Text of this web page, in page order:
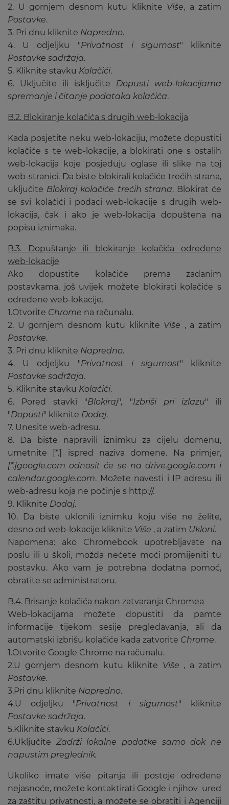
2. U gornjem desnom kutu kliknite Više, a zatim
Postavke.
3. Pri dnu kliknite Napredno.
4. U odjeljku "Privatnost i sigurnost" kliknite
Postavke sadržaja.
5. Kliknite stavku Kolačići.
6. Uključite ili isključite Dopusti web-lokacijama
spremanje i čitanje podataka kolačića.
B.2. Blokiranje kolačića s drugih web-lokacija
Kada posjetite neku web-lokaciju, možete dopustiti
kolačiće s te web-lokacije, a blokirati one s ostalih
web-lokacija koje posjeduju oglase ili slike na toj
web-stranici. Da biste blokirali kolačiće trećih strana,
uključite Blokiraj kolačiće trećih strana. Blokirat će
se svi kolačići i podaci web-lokacije s drugih web-
lokacija, čak i ako je web-lokacija dopuštena na
popisu iznimaka.
B.3. Dopuštanje ili blokiranje kolačića određene
web-lokacije
Ako dopustite kolačiće prema zadanim
postavkama, još uvijek možete blokirati kolačiće s
određene web-lokacije.
1.Otvorite Chrome na računalu.
2. U gornjem desnom kutu kliknite Više , a zatim
Postavke.
3. Pri dnu kliknite Napredno.
4. U odjeljku "Privatnost i sigurnost" kliknite
Postavke sadržaja.
5. Kliknite stavku Kolačići.
6. Pored stavki "Blokiraj", "Izbriši pri izlazu" ili
"Dopusti" kliknite Dodaj.
7. Unesite web-adresu.
8. Da biste napravili iznimku za cijelu domenu,
umetnite [*.] ispred naziva domene. Na primjer,
[*.]google.com odnosit će se na drive.google.com i
calendar.google.com. Možete navesti i IP adresu ili
web-adresu koja ne počinje s http://.
9. Kliknite Dodaj.
10. Da biste uklonili iznimku koju više ne želite,
desno od web-lokacije kliknite Više , a zatim Ukloni.
Napomena: ako Chromebook upotrebljavate na
poslu ili u školi, možda nećete moći promijeniti tu
postavku. Ako vam je potrebna dodatna pomoć,
obratite se administratoru.
B.4. Brisanje kolačića nakon zatvaranja Chromea
Web-lokacijama možete dopustiti da pamte
informacije tijekom sesije pregledavanja, ali da
automatski izbrišu kolačiće kada zatvorite Chrome.
1.Otvorite Google Chrome na računalu.
2.U gornjem desnom kutu kliknite Više , a zatim
Postavke.
3.Pri dnu kliknite Napredno.
4.U odjeljku "Privatnost i sigurnost" kliknite
Postavke sadržaja.
5.Kliknite stavku Kolačići.
6.Uključite Zadrži lokalne podatke samo dok ne
napustim preglednik.
Ukoliko imate više pitanja ili postoje određene
nejasnoće, možete kontaktirati Google i njihov ured
za zaštitu privatnosti, a možete se obratiti i Agenciji